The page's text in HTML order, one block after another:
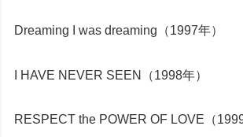
Dreaming I was dreaming（1997年）
I HAVE NEVER SEEN（1998年）
RESPECT the POWER OF LOVE（1999